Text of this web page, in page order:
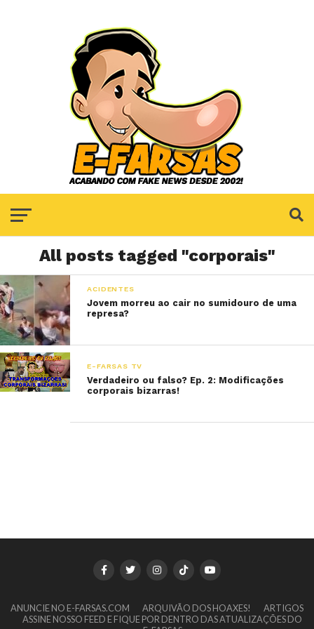
All posts tagged "corporais"
ACIDENTES
Jovem morreu ao cair no sumidouro de uma
represa?
E-FARSAS TV
Verdadeiro ou falso? Ep. 2: Modificações
corporais bizarras!
ANUNCIE NO E-FARSAS.COM ARQUIVÃO DOS HOAXES!
ARTIGOS
ASSINE NOSSO FEED E FIQUE POR DENTRO DAS ATUALIZAÇÕES DO